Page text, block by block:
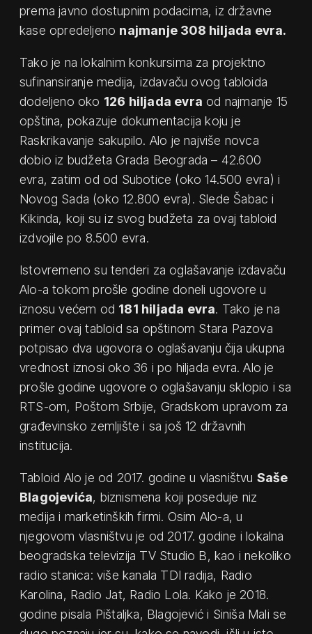
prema javno dostupnim podacima, iz državne
kase opredeljeno najmanje 308 hiljada evra.
Tako je na lokalnim konkursima za projektno
sufinansiranje medija, izdavaču ovog tabloida
dodeljeno oko 126 hiljada evra od najmanje 15
opština, pokazuje dokumentacija koju je
Raskrikavanje sakupilo. Alo je najviše novca
dobio iz budžeta Grada Beograda – 42.600
evra, zatim od od Subotice (oko 14.500 evra) i
Novog Sada (oko 12.800 evra). Slede Šabac i
Kikinda, koji su iz svog budžeta za ovaj tabloid
izdvojile po 8.500 evra.
Istovremeno su tenderi za oglašavanje izdavaču
Alo-a tokom prošle godine doneli ugovore u
iznosu većem od 181 hiljada evra. Tako je na
primer ovaj tabloid sa opštinom Stara Pazova
potpisao dva ugovora o oglašavanju čija ukupna
vrednost iznosi oko 36 i po hiljada evra. Alo je
prošle godine ugovore o oglašavanju sklopio i sa
RTS-om, Poštom Srbije, Gradskom upravom za
građevinsko zemljište i sa još 12 državnih
institucija.
Tabloid Alo je od 2017. godine u vlasništvu Saše
Blagojevića, biznismena koji poseduje niz
medija i marketinških firmi. Osim Alo-a, u
njegovom vlasništvu je od 2017. godine i lokalna
beogradska televizija TV Studio B, kao i nekoliko
radio stanica: više kanala TDI radija, Radio
Karolina, Radio Jat, Radio Lola. Kako je 2018.
godine pisala Pištaljka, Blagojević i Siniša Mali se